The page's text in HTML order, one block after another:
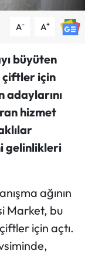
A- A+
büyüten
çiftler için
adaylarını
hizmet
gelinlikleri
ağının
Market, bu
çiftler için açtı.